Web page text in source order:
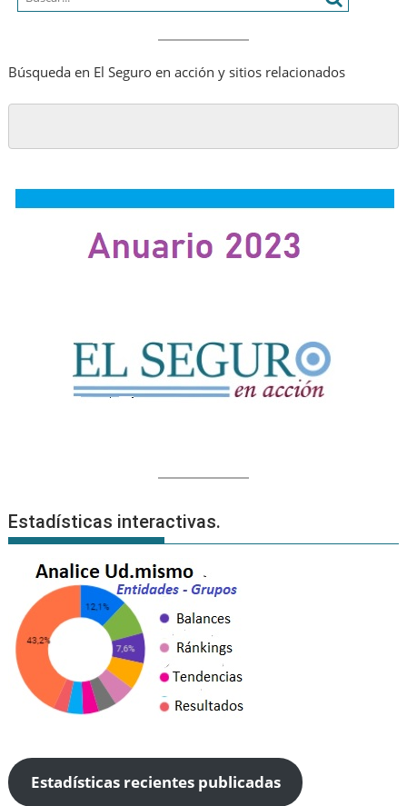
Búsqueda en El Seguro en acción y sitios relacionados
Estadísticas interactivas.
Estadísticas recientes publicadas